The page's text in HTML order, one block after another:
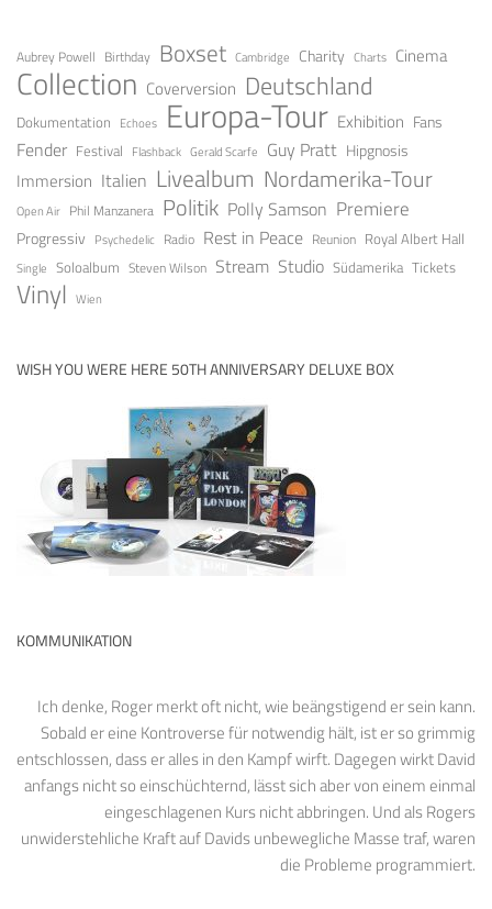
Aubrey Powell Birthday Boxset Cambridge Charity Charts Cinema
Collection Coverversion Deutschland
Dokumentation Echoes Europa-Tour Exhibition Fans
Fender Festival Flashback Gerald Scarfe Guy Pratt Hipgnosis
Immersion Italien Livealbum Nordamerika-Tour
Open Air Phil Manzanera Politik Polly Samson Premiere
Progressiv Psychedelic Radio Rest in Peace Reunion Royal Albert Hall
Single Soloalbum Steven Wilson Stream Studio Südamerika Tickets
Vinyl Wien
WISH YOU WERE HERE 50TH ANNIVERSARY DELUXE BOX
KOMMUNIKATION
Ich denke, Roger merkt oft nicht, wie beängstigend er sein kann.
Sobald er eine Kontroverse für notwendig hält, ist er so grimmig
entschlossen, dass er alles in den Kampf wirft. Dagegen wirkt David
anfangs nicht so einschüchternd, lässt sich aber von einem einmal
eingeschlagenen Kurs nicht abbringen. Und als Rogers
unwiderstehliche Kraft auf Davids unbewegliche Masse traf, waren
die Probleme programmiert.